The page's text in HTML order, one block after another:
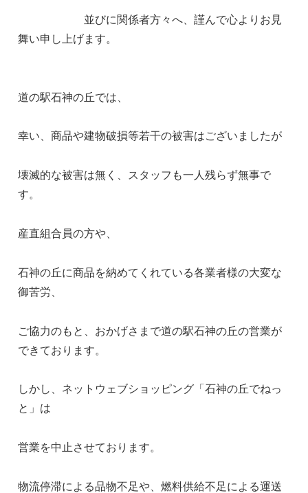
並びに関係者方々へ、謹んで心よりお見
舞い申し上げます。
道の駅石神の丘では、
幸い、商品や建物破損等若干の被害はございましたが
壊滅的な被害は無く、スタッフも一人残らず無事で
す。
産直組合員の方や、
石神の丘に商品を納めてくれている各業者様の大変な
御苦労、
ご協力のもと、おかげさまで道の駅石神の丘の営業が
できております。
しかし、ネットウェブショッピング「石神の丘でねっ
と」は
営業を中止させております。
物流停滞による品物不足や、燃料供給不足による運送